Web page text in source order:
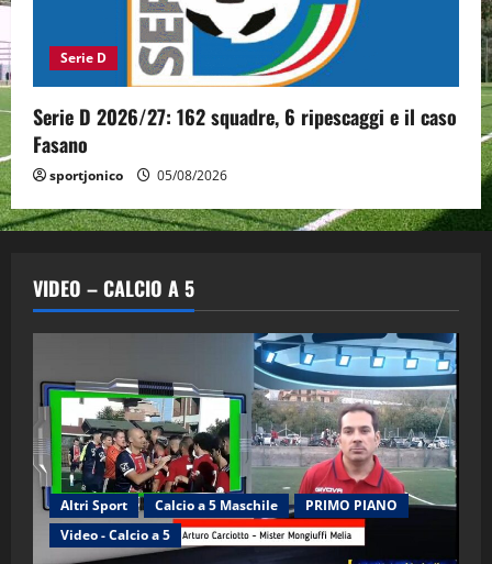
Serie D
Serie D 2026/27: 162 squadre, 6 ripescaggi e il caso
Fasano
sportjonico 05/08/2026
VIDEO – CALCIO A 5
Altri Sport Calcio a 5 Maschile
PRIMO PIANO
Video - Calcio a 5